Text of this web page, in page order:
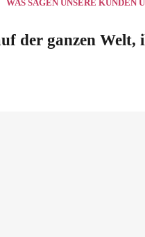
der ganzen Welt,
WAS SAGEN UNSERE KUNDEN